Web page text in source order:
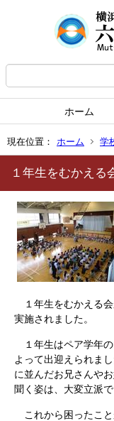
ホーム
現在位置： ホーム 学
１年生をむかえる
１年生をむかえる会
実施されました。
１年生はペア学年の
よって出迎えられま
に並んだお兄さんや
聞く姿は、大変立派で
これから困ったこ